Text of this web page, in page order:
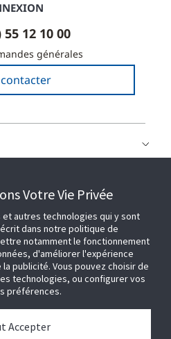
55 12 10 00
générales
Votre Vie Privée
autres technologies qui y sont
dans notre politique de
notamment le fonctionnement
d'améliorer l'expérience
publicité. Vous pouvez choisir de
technologies, ou configurer vos
préférences.
Accepter